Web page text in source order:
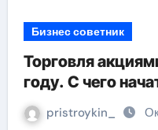
Бизнес советник
Торговля
году. С чего
pristroykin_